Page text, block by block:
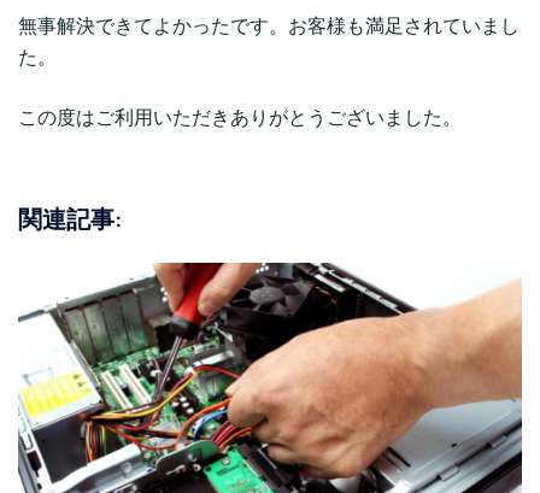
無事解決できてよかったです。お客様も満足されていまし
た。
この度はご利用いただきありがとうございました。
関連記事: